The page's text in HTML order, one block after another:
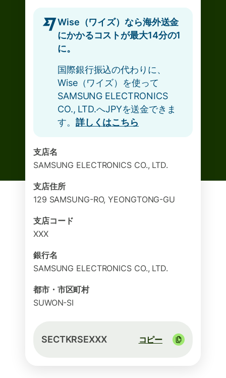
Wise（ワイズ）なら海外送金
にかかるコストが最大14分の1
に。
国際銀行振込の代わりに、
Wise（ワイズ）を使って
SAMSUNG ELECTRONICS
CO., LTD.へJPYを送金できま
す。 詳しくはこちら
支店名
SAMSUNG ELECTRONICS CO., LTD.
支店住所
129 SAMSUNG-RO, YEONGTONG-GU
支店コード
XXX
銀行名
SAMSUNG ELECTRONICS CO., LTD.
都市・市区町村
SUWON-SI
SECTKRSEXXX コピー